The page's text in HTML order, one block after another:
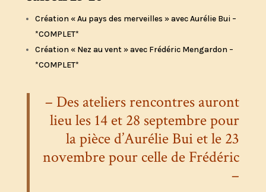
Création « Au pays des merveilles » avec Aurélie Bui –
*COMPLET*
Création « Nez au vent » avec Frédéric Mengardon –
*COMPLET*
– Des ateliers rencontres auront
lieu les 14 et 28 septembre pour
la pièce d’Aurélie Bui et le 23
novembre pour celle de Frédéric
–